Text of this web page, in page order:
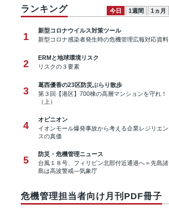
ランキング 今日 1週間 1ヵ月
1
新型コロナウイルス対策ツール
新型コロナ感染者発生時の危機管理広報対応資料
2
ERMと地球環境リスク
リスクの３要素
3
葛西優香の23区防災ぶらり散歩
第３回【港区】700棟の高層マンションを守れ！
（上）
4
オピニオン
イオンモール爆発事故から考える企業レジリエン
スの真価
5
防災・危機管理ニュース
台風１８号、フィリピン北部付近通過へ＝先島諸
島は高波警戒―気象庁
危機管理担当者向け月刊PDF冊子